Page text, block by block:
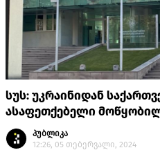
სუს: უკრაინიდან
ასაფეთქებელი
პუბლიკა
12:26, 05 თებერვალი, 2024